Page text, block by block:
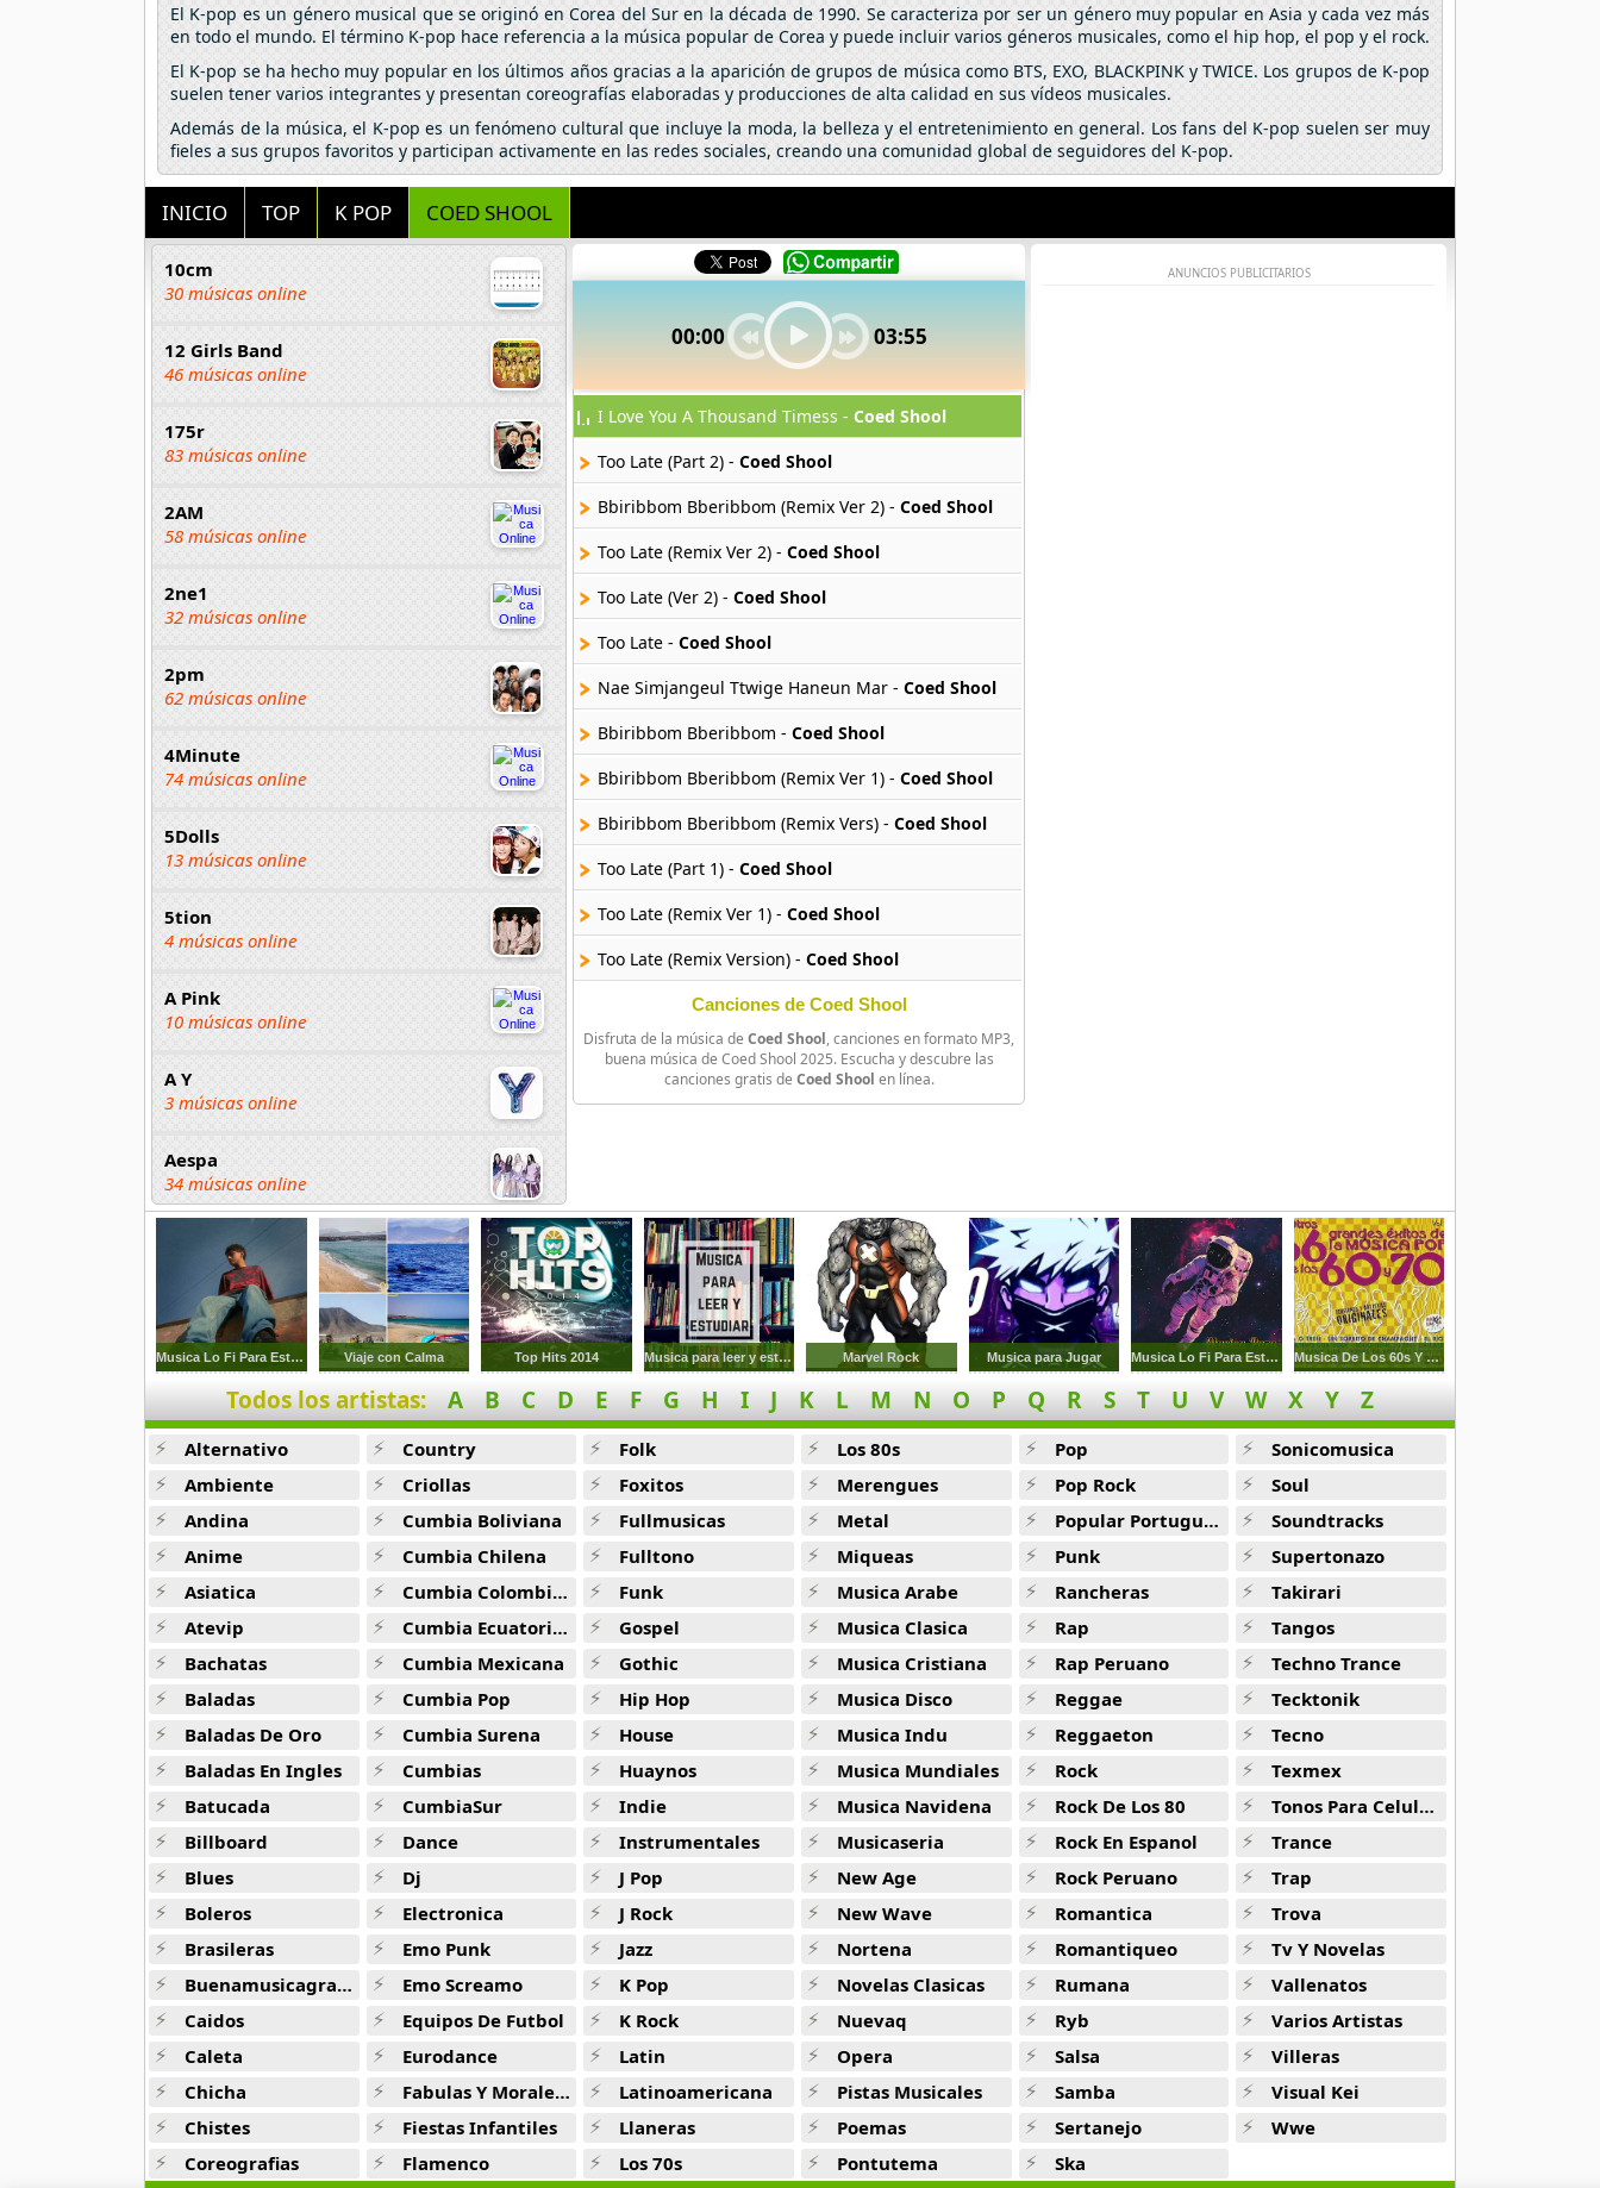
El K-pop es un género musical que se originó en Corea del Sur en la década de 1990. Se caracteriza por ser un género muy popular en Asia y cada vez más
en todo el mundo. El término K-pop hace referencia a la música popular de Corea y puede incluir varios géneros musicales, como el hip hop, el pop y el rock.
El K-pop se ha hecho muy popular en los últimos años gracias a la aparición de grupos de música como BTS, EXO, BLACKPINK y TWICE. Los grupos de K-pop
suelen tener varios integrantes y presentan coreografías elaboradas y producciones de alta calidad en sus vídeos musicales.
Además de la música, el K-pop es un fenómeno cultural que incluye la moda, la belleza y el entretenimiento en general. Los fans del K-pop suelen ser muy
fieles a sus grupos favoritos y participan activamente en las redes sociales, creando una comunidad global de seguidores del K-pop.
INICIO TOP K POP COED SHOOL
10cm
30 músicas online
12 Girls Band
46 músicas online
175r
83 músicas online
2AM
58 músicas online
2ne1
32 músicas online
2pm
62 músicas online
4Minute
74 músicas online
5Dolls
13 músicas online
5tion
4 músicas online
A Pink
10 músicas online
A Y
3 músicas online
Aespa
34 músicas online
Afther School
34 músicas online
Ali
3 músicas online
13 músicas online
B1A4
21 músicas online
B2st
56 músicas online
BABYMONSTER
9 músicas online
BAP
4 músicas online
Big Bang
179 músicas online
BLACKPINK
34 músicas online
15 músicas online
BoA
Boyfriend
10 músicas online
00:00 03:55
I Love You A Thousand Timess - Coed Shool
Too Late (Part 2) - Coed Shool
Bbiribbom Bberibbom (Remix Ver 2) - Coed Shool
Too Late (Remix Ver 2) - Coed Shool
Too Late (Ver 2) - Coed Shool
Too Late - Coed Shool
Nae Simjangeul Ttwige Haneun Mar - Coed Shool
Bbiribbom Bberibbom - Coed Shool
Bbiribbom Bberibbom (Remix Ver 1) - Coed Shool
Bbiribbom Bberibbom (Remix Vers) - Coed Shool
Too Late (Part 1) - Coed Shool
Too Late (Remix Ver 1) - Coed Shool
Too Late (Remix Version) - Coed Shool
Canciones de Coed Shool
Disfruta de la música de Coed Shool, canciones en formato MP3,
buena música de Coed Shool 2025. Escucha y descubre las
canciones gratis de Coed Shool en línea.
ANUNCIOS PUBLICITARIOS
Musica Lo Fi Para Estudiar 2 Viaje con Calma Top Hits 2014 Musica para leer y estudiar Marvel Rock Musica para Jugar Musica Lo Fi Para Estudiar 1 Musica De Los 60s Y 70s En Espanol
Todos los artistas: A B C D E F G H I J K L M N O P Q R S T U V W X Y Z
Alternativo
Ambiente
Andina
Anime
Asiatica
Atevip
Bachatas
Baladas
Baladas De Oro
Baladas En Ingles
Batucada
Billboard
Blues
Boleros
Brasileras
Buenamusicagratis
Caidos
Caleta
Chicha
Chistes
Coreografias
Country
Criollas
Cumbia Boliviana
Cumbia Chilena
Cumbia Colombiana
Cumbia Ecuatoriana
Cumbia Mexicana
Cumbia Pop
Cumbia Surena
Cumbias
CumbiaSur
Dance
Dj
Electronica
Emo Punk
Emo Screamo
Equipos De Futbol
Eurodance
Fabulas Y Moralejas
Fiestas Infantiles
Flamenco
Folk
Foxitos
Fullmusicas
Fulltono
Funk
Gospel
Gothic
Hip Hop
House
Huaynos
Indie
Instrumentales
J Pop
J Rock
Jazz
K Pop
K Rock
Latin
Latinoamericana
Llaneras
Los 70s
Los 80s
Merengues
Metal
Miqueas
Musica Arabe
Musica Clasica
Musica Cristiana
Musica Disco
Musica Indu
Musica Mundiales
Musica Navidena
Musicaseria
New Age
New Wave
Nortena
Novelas Clasicas
Nuevaq
Opera
Pistas Musicales
Poemas
Pontutema
Pop
Pop Rock
Popular Portuguesa
Punk
Rancheras
Rap
Rap Peruano
Reggae
Reggaeton
Rock
Rock De Los 80
Rock En Espanol
Rock Peruano
Romantica
Romantiqueo
Rumana
Ryb
Salsa
Samba
Sertanejo
Ska
Sonicomusica
Soul
Soundtracks
Supertonazo
Takirari
Tangos
Techno Trance
Tecktonik
Tecno
Texmex
Tonos Para Celulares
Trance
Trap
Trova
Tv Y Novelas
Vallenatos
Varios Artistas
Villeras
Visual Kei
Wwe